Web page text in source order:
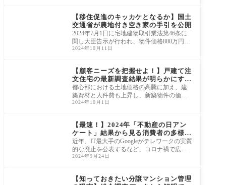
【移住促進のキッカケとなるか】国土
交通省が農地付き空き家の手引を公開
2024年7月1日に宅地建物取引業法第46条に
関し大臣告示が行われ、物件価格800万円以
下の低廉な空家等に対する媒介報酬が引き
2024年10月11日
【顧客ニーズを把握せよ！】戸建て注
文住宅の最新調査結果が明らかにする
実態
都心部における土地価格の高騰に加え、建
築資材と人件費も上昇し、新築物件の価格
は依然として上昇を続けています。「不動
2024年10月1日
【最速！】2024年「不動産の日アン
ケート」結果から見る消費者の多様化
と省エネ志向
近年、IT最大手のGoogleがテレワークの実質
的な廃止を公表するなど、コロナ禍で広ま
ったテレワークの在り方が再び議論の的に
2024年9月24日
【知っておきたい分譲マンション管理